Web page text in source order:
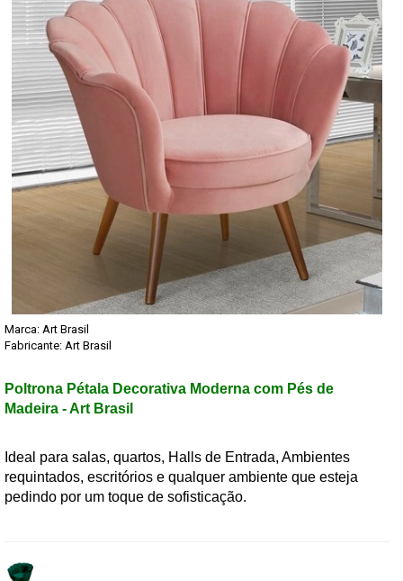
Marca: Art Brasil
Fabricante: Art Brasil
Poltrona Pétala Decorativa Moderna com Pés de
Madeira - Art Brasil
Ideal para salas, quartos, Halls de Entrada, Ambientes
requintados, escritórios e qualquer ambiente que esteja
pedindo por um toque de sofisticação.